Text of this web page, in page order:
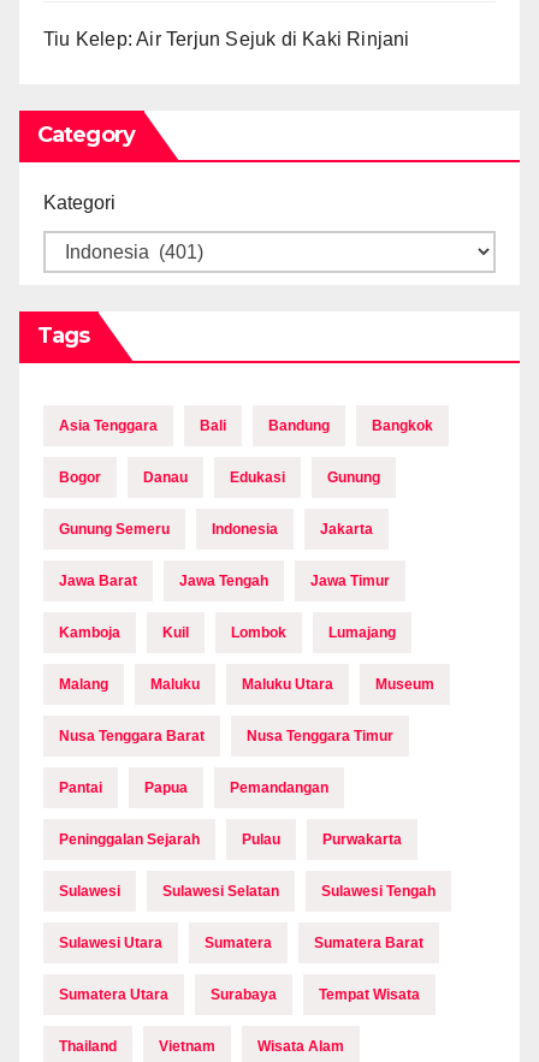
Tiu Kelep: Air Terjun Sejuk di Kaki Rinjani
Category
Kategori
Tags
Asia Tenggara Bali Bandung Bangkok
Bogor Danau Edukasi Gunung
Gunung Semeru Indonesia Jakarta
Jawa Barat Jawa Tengah Jawa Timur
Kamboja Kuil Lombok Lumajang
Malang Maluku Maluku Utara Museum
Nusa Tenggara Barat Nusa Tenggara Timur
Pantai Papua Pemandangan
Peninggalan Sejarah Pulau Purwakarta
Sulawesi Sulawesi Selatan Sulawesi Tengah
Sulawesi Utara Sumatera Sumatera Barat
Sumatera Utara Surabaya Tempat Wisata
Thailand Vietnam Wisata Alam